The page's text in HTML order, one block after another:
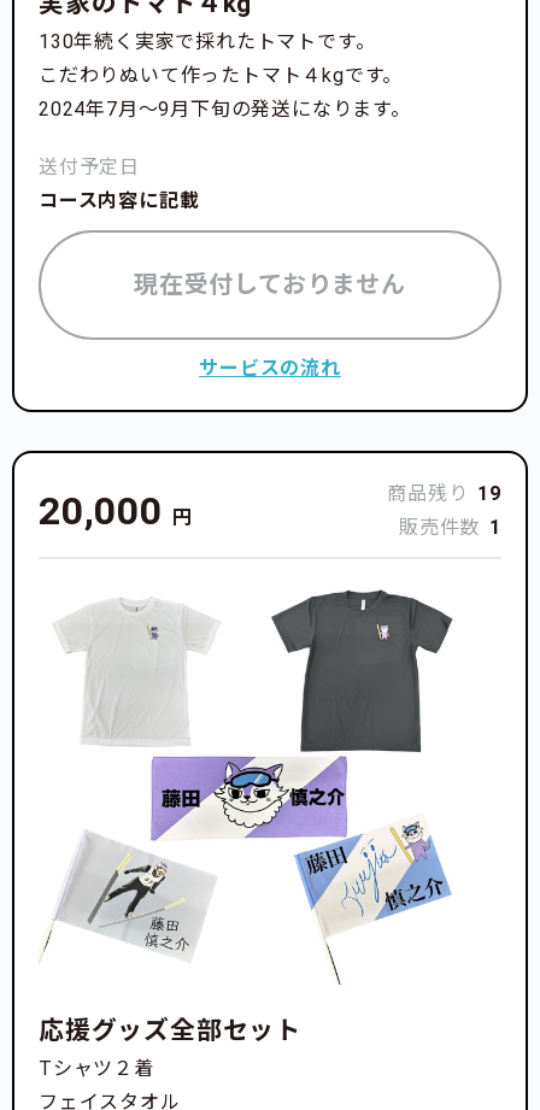
130年続く実家で採れたトマトです。
こだわりぬいて作ったトマト４kgです。
2024年7月〜9月下旬の発送になります。
送付予定日
コース内容に記載
現在受付しておりません
サービスの流れ
20,000 円
商品残り
19
販売件数 1
応援グッズ全部セット
Tシャツ２着
フェイスタオル